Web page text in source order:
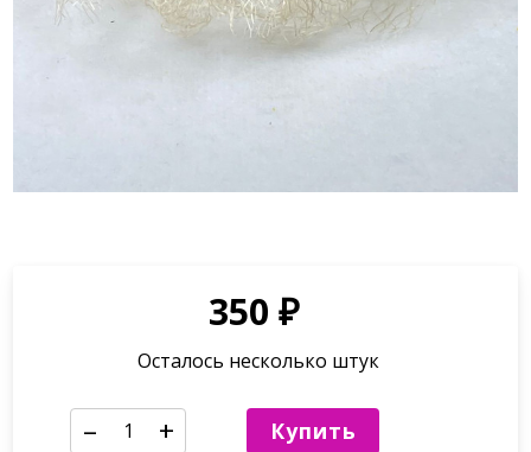
350 ₽
Осталось несколько штук
– + Купить